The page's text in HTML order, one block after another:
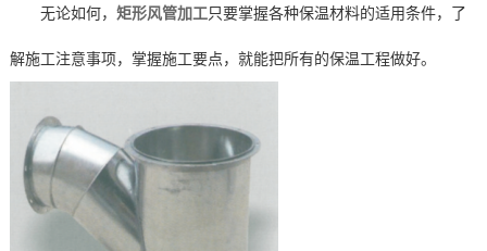
无论如何， 矩形风管加工只要掌握各种保温材料的适用条件，了
解施工注意事项，掌握施工要点，就能把所有的保温工程做好。